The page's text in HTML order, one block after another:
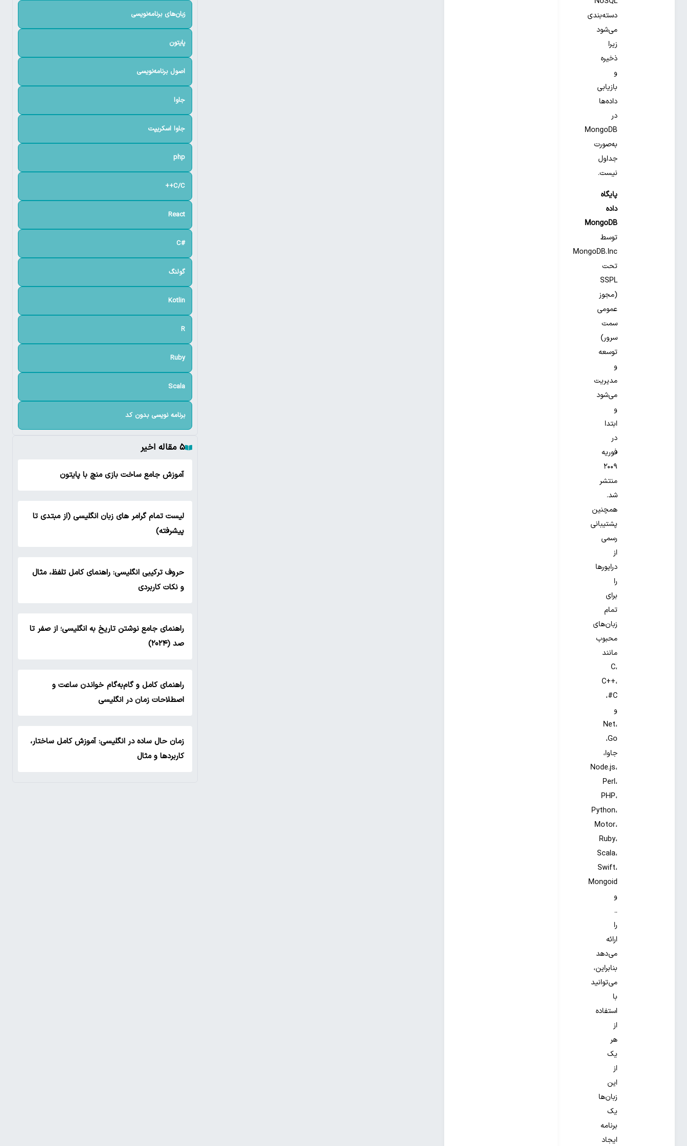
دسته‌بندی
می‌شود
زیرا
ذخیره
و
بازیابی
داده‌ها
در
MongoDB
به‌صورت
جداول
نیست.
پایگاه
داده
MongoDB
توسط
MongoDB.Inc
تحت
SSPL
(مجوز
عمومی
سمت
سرور)
توسعه
و
مدیریت
می‌شود
و
ابتدا
در
فوریه
۲۰۰۹
منتشر
شد.
همچنین
پشتیبانی
رسمی
از
درایورها
را
برای
تمام
زبان‌های
محبوب
مانند
C،
C++،
C#،
و
Net،
Go،
جاوا،
Node.js،
Perl،
PHP،
Python،
Motor،
Ruby،
Scala،
Swift،
Mongoid
و
..
را
ارائه
می‌دهد
بنابراین،
می‌توانید
با
استفاده
از
هر
یک
از
این
زبان‌ها
یک
برنامه
ایجاد
زبان‌های برنامه‌نویسی
پایتون
اصول برنامه‌نویسی
جاوا
جاوا اسکریپت
php
C/C++
React
#C
گولنگ
Kotlin
R
Ruby
Scala
برنامه نویسی بدون کد
۵ مقاله اخیر
آموزش جامع ساخت بازی منچ با پایتون
لیست تمام گرامر های زبان انگلیسی (از مبتدی تا
پیشرفته)
حروف ترکیبی انگلیسی: راهنمای کامل تلفظ، مثال
و نکات کاربردی
راهنمای جامع نوشتن تاریخ به انگلیسی؛ از صفر تا
صد (۲۰۲۴)
راهنمای کامل و گام‌به‌گام خواندن ساعت و
اصطلاحات زمان در انگلیسی
زمان حال ساده در انگلیسی: آموزش کامل ساختار،
کاربردها و مثال